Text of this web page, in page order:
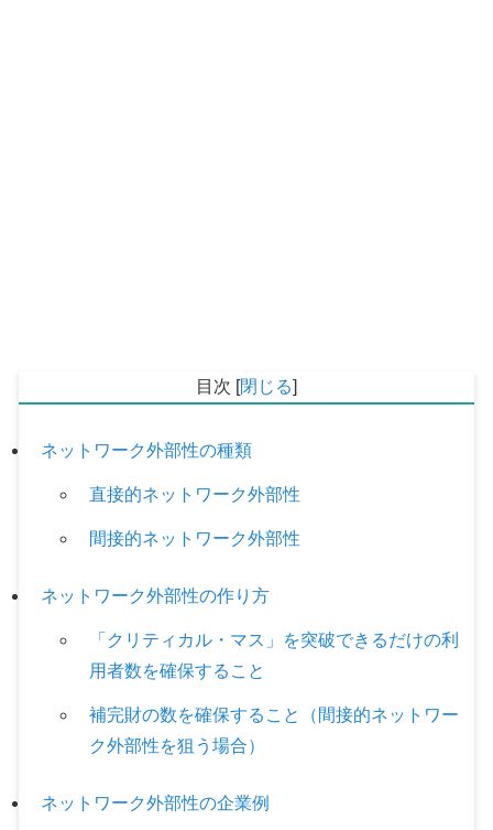
目次 閉じる
ネットワーク外部性の種類
直接的ネットワーク外部性
間接的ネットワーク外部性
ネットワーク外部性の作り方
「クリティカル・マス」を突破できるだけの利
用者数を確保すること
補完財の数を確保すること（間接的ネットワー
ク外部性を狙う場合）
ネットワーク外部性の企業例